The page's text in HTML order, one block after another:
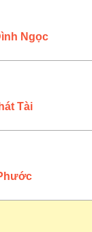
Ngọc
Tài